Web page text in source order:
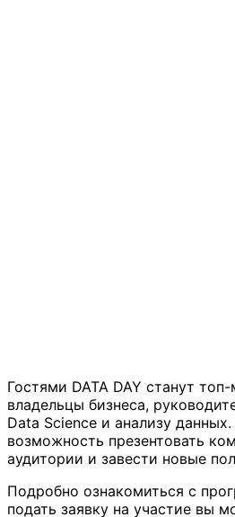
Гостями DATA DAY станут
владельцы бизнеса,
Data Science и анализу
возможность презентовать
аудитории и завести новые
Подробно ознакомиться с
подать заявку на участие вы